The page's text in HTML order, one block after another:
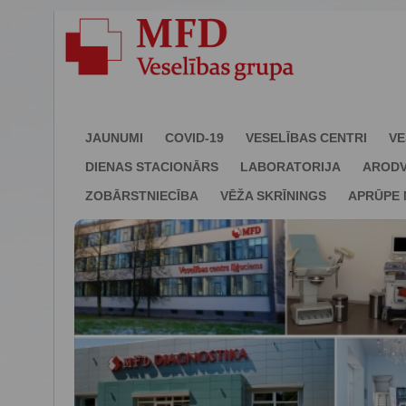
JAUNUMI COVID-19 VESELĪBAS CENTRI
DIENAS STACIONĀRS
LABORATORIJA
ZOBĀRSTNIECĪBA
VĒŽA SKRĪNINGS APRŪPE